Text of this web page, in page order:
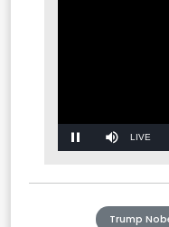
Pause Mute Stream
LIVE
Trump